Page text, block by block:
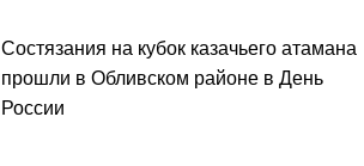
Состязания на кубок казачьего атамана
прошли в Обливском районе в День
России